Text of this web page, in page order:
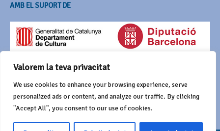
Valorem la teva privacitat
We use cookies to enhance your browsing experience, serve
personalized ads or content, and analyze our traffic. By clicking
"Accept All", you consent to our use of cookies.
AMB EL SUPORT DE